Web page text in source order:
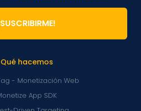
Qué hacemos
- Monetización Web
App SDK